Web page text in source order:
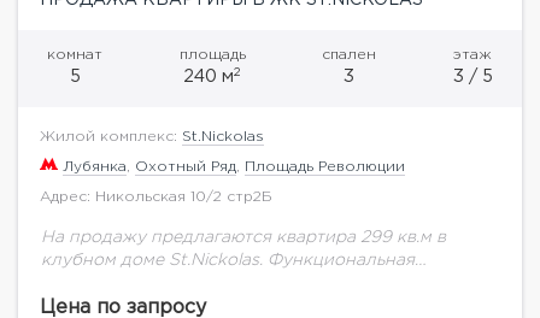
комнат
5
площадь
240 м2
спален
3
этаж
3 / 5
Жилой комплекс: St.Nickolas
Лубянка Охотный Ряд Площадь Революции
Адрес: Никольская 10/2 стр2Б
На продажу предлагаются квартира 299 кв.м в
клубном доме St.Nickolas. Функциональная
блок со спальней, гардеробная, кабинет, ванная
Цена по запросу